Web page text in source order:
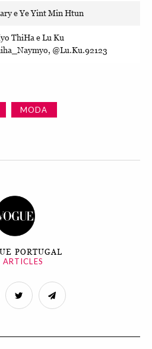
e Ye Yint Min Htun
ThiHa e Lu Ku
@Lu.Ku.92123
MODA
PORTUGAL
ARTICLES